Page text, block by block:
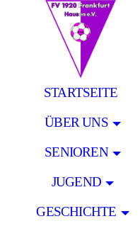
STARTSEITE
ÜBER UNS
SENIOREN
JUGEND
GESCHICHTE